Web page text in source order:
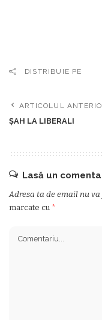
DISTRIBUIE PE
ARTICOLUL
ȘAH LA LIBERALI
Lasă un
Adresa ta de email nu
marcate cu *